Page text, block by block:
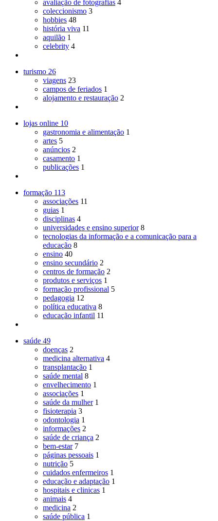
avaliação de fotografias 4
coleccionismo 3
hobbies 48
história viva 11
aquilão 1
celebrity 4
turismo 26
viagens 23
campos de feriados 1
alojamento e restauração 2
lojas online 10
gastronomia e alimentação 1
artes 5
anúncios 2
casamento 1
publicações 1
formação 113
associações 11
guias 1
disciplinas 4
universidades e ensino superior 8
tecnologias da informação e a comunicação para a
educação 8
ensino 40
ensino secundário 2
centros de formação 2
produtos e serviços 1
formação profissional 5
pedagogia 12
política educativa 8
educação infantil 11
saúde 49
doenças 2
medicina alternativa 4
transplantação 1
saúde mental 8
envelhecimento 1
associações 1
saúde da mulher 1
fisioterapia 3
odontologia 1
informações 2
saúde de criança 2
bem-estar 7
páginas pessoais 1
nutrição 5
cuidados enfermeiros 1
educação e adaptação 1
hospitais e clinicas 1
animais 4
medicina 2
saúde pública 1